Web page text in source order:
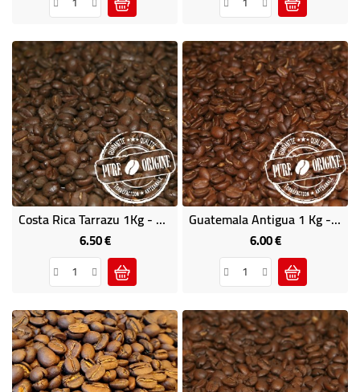
Costa Rica Tarrazu 1Kg - Café D'Amérique Centrale
6.50 €Price
Guatemala Antigua 1 Kg - Café D'Amérique Centrale
6.00 €Price